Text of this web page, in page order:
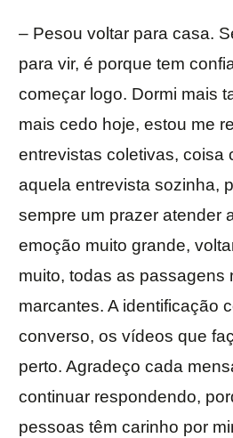
– Pesou voltar para casa.
para vir, é porque tem
começar logo. Dormi mais
mais cedo hoje, estou me
entrevistas coletivas, coisa
aquela entrevista sozinha,
sempre um prazer atender
emoção muito grande,
muito, todas as passagens
marcantes. A identificação
converso, os vídeos que
perto. Agradeço cada
continuar respondendo,
pessoas têm carinho por